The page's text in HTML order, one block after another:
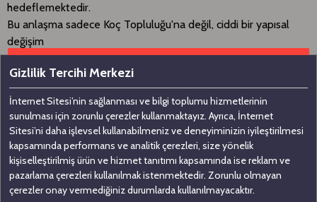
hedeflemektedir.
Bu anlaşma sadece Koç Topluluğu'na değil, ciddi bir yapısal
değişim
geçirmekte olan Türk bankacılık sistemine de yabancı
yatırımcıların
güvenini göstermesi bakımından önemlidir.
 İnşaat Grubumuzda; Demirdöküm geçtiğimiz yıl ihracat
yapmaya başladığı
Çin'deki potansiyeli görerek Çinli radyatör üreticisi Chung Mei
ile Temmuz ayı
içinde bir üretim anlaşması imzalamıştır. Bu anlaşmayla
Demirdöküm çelik
Gizlilik Tercihi Merkezi
İnternet Sitesi’nin sağlanması ve bilgi toplumu hizmetlerinin
sunulması için zorunlu çerezler kullanmaktayız. Ayrıca, İnternet
Sitesi’ni daha işlevsel kullanabilmeniz ve deneyiminizin iyileştirilmesi
kapsamında performans ve analitik çerezleri, size yönelik
kişiselleştirilmiş ürün ve hizmet tanıtımı kapsamında ise reklam ve
pazarlama çerezleri kullanılmak istenmektedir. Zorunlu olmayan
çerezler onay vermediğiniz durumlarda kullanılmayacaktır.